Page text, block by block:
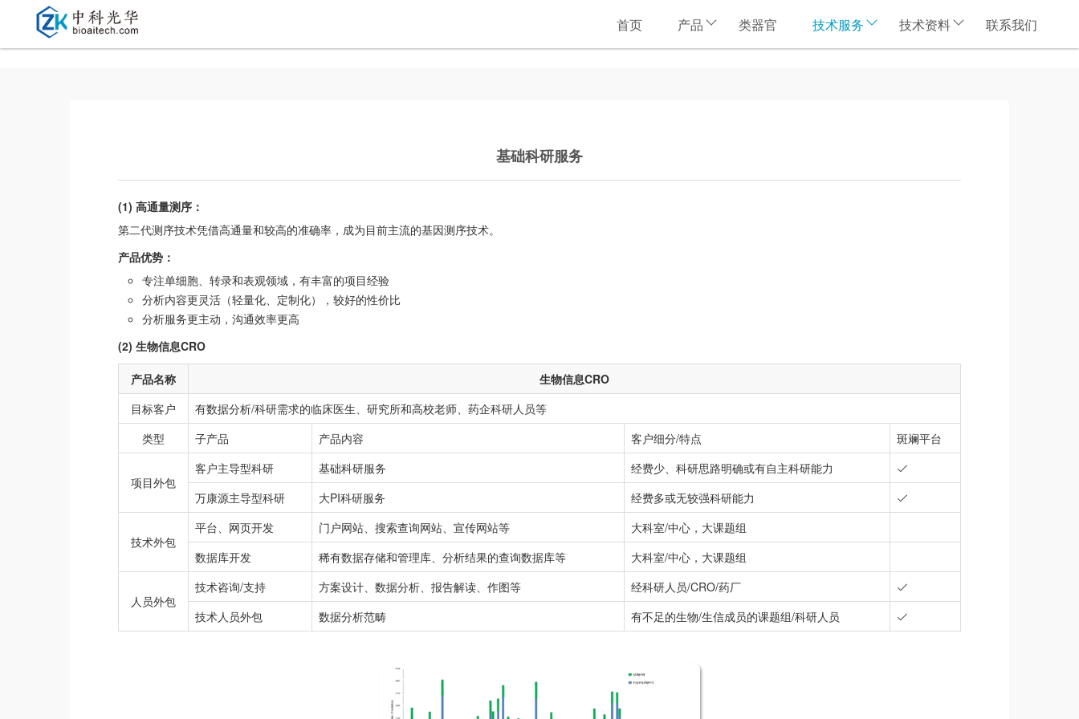
首页 产品 类器官 技术服务 技术资料 联系我们
基础科研服务
(1) 高通量测序：
第二代测序技术凭借高通量和较高的准确率，成为目前主流的基因测序技术。
产品优势：
专注单细胞、转录和表观领域，有丰富的项目经验
分析内容更灵活（轻量化、定制化），较好的性价比
分析服务更主动，沟通效率更高
(2) 生物信息CRO
产品名称
生物信息CRO
目标客户
有数据分析/科研需求的临床医生、研究所和高校老师、药企科研人员等
类型
子产品 产品内容 客户细分/特点 斑斓平台
项目外包
客户主导型科研 基础科研服务
经费少、科研思路明确或有自主科研能力
万康源主导型科研
大PI科研服务 经费多或无较强科研能力
技术外包
平台、网页开发 门户网站、搜索查询网站、宣传网站等
大科室/中心，大课题组
数据库开发
稀有数据存储和管理库、分析结果的查询数据库等 大科室/中心，大课题组
人员外包
技术咨询/支持 方案设计、数据分析、报告解读、作图等
经科研人员/CRO/药厂
技术人员外包
数据分析范畴 有不足的生物/生信成员的课题组/科研人员